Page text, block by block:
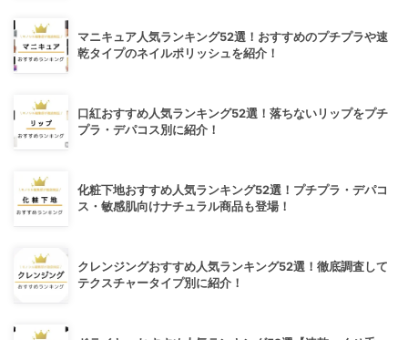
マニキュア人気ランキング52選！おすすめのプチプラや速
乾タイプのネイルポリッシュを紹介！
口紅おすすめ人気ランキング52選！落ちないリップをプチ
プラ・デパコス別に紹介！
化粧下地おすすめ人気ランキング52選！プチプラ・デパコ
ス・敏感肌向けナチュラル商品も登場！
クレンジングおすすめ人気ランキング52選！徹底調査して
テクスチャータイプ別に紹介！